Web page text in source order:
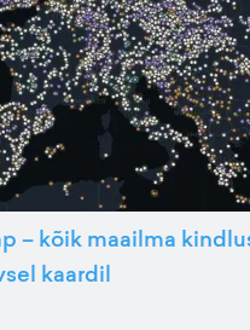
– kõik maailma
kaardil